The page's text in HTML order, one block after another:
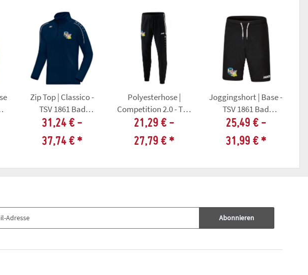
Zip Top | Classico -
TSV 1861 Bad
Tennstedt/Ballhausen
31,24 € -
37,74 € *
Polyesterhose |
Competition 2.0 - TSV
1861 Bad
Tennstedt/Ballhausen
21,29 € -
27,79 € *
Joggingshort | Base -
TSV 1861 Bad
Tennstedt/Ballhausen
25,49 € -
31,99 € *
Abonnieren